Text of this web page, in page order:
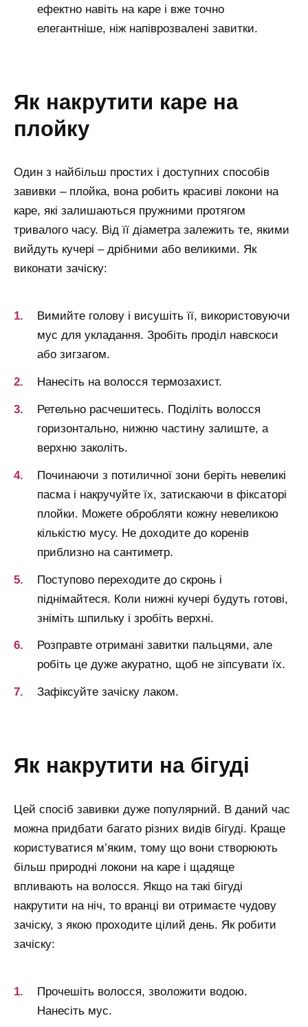
ефектно навіть на каре і вже точно
елегантніше, ніж напіврозвалені завитки.
як накрутити каре на
плойку
Один з найбільш простих і доступних способів
завивки – плойка, вона робить красиві локони на
каре, які залишаються пружними протягом
тривалого часу. Від її діаметра залежить те, якими
вийдуть кучері – дрібними або великими. Як
виконати зачіску:
Вимийте голову і висушіть її, використовуючи
мус для укладання. Зробіть проділ навскоси
або зигзагом.
Нанесіть на волосся термозахист.
Ретельно расчешитесь. Поділіть волосся
горизонтально, нижню частину залиште, а
верхню заколіть.
Починаючи з потиличної зони беріть невеликі
пасма і накручуйте їх, затискаючи в фіксаторі
плойки. Можете обробляти кожну невеликою
кількістю мусу. Не доходите до коренів
приблизно на сантиметр.
Поступово переходите до скронь і
піднімайтеся. Коли нижні кучері будуть готові,
зніміть шпильку і зробіть верхні.
Розправте отримані завитки пальцями, але
робіть це дуже акуратно, щоб не зіпсувати їх.
Зафіксуйте зачіску лаком.
як накрутити на бігуді
Цей спосіб завивки дуже популярний. В даний час
можна придбати багато різних видів бігуді. Краще
користуватися м’яким, тому що вони створюють
більш природні локони на каре і щадяще
впливають на волосся. Якщо на такі бігуді
накрутити на ніч, то вранці ви отримаєте чудову
зачіску, з якою проходите цілий день. Як робити
зачіску:
Прочешіть волосся, зволожити водою.
Нанесіть мус.